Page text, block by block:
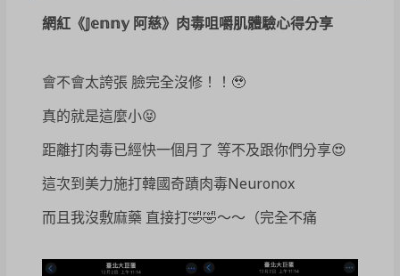
網紅《𝕁𝕖𝕟𝕟𝕪 阿慈》肉毒咀嚼肌體驗心得分享
會不會太誇張 臉完全沒修！！🥹
真的就是這麼小😝
距離打肉毒已經快一個月了 等不及跟你們分享😍
這次到美力施打韓國奇蹟肉毒Neuronox
而且我沒敷麻藥 直接打🤣🤣～～（完全不痛